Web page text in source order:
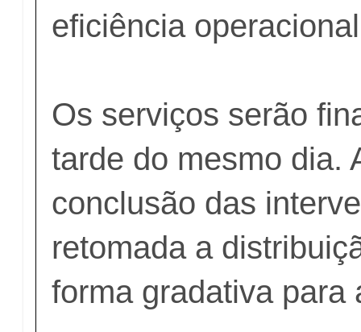
eficiência
Os serviços serão
tarde do mesmo dia.
conclusão das
retomada a
forma gradativa para